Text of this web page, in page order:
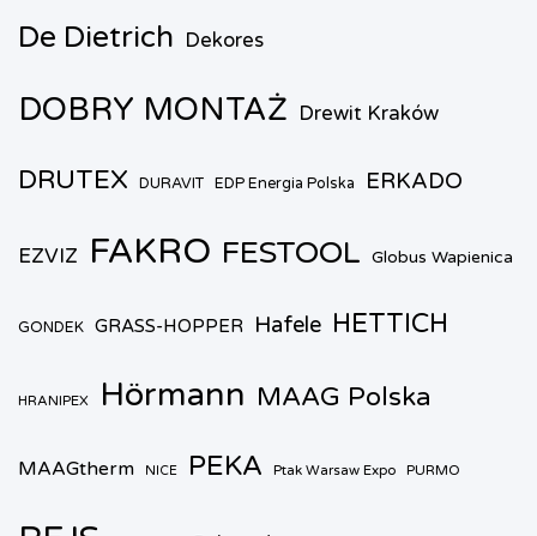
De Dietrich Dekores
DOBRY MONTAŻ Drewit Kraków
DRUTEX DURAVIT EDP Energia Polska ERKADO
EZVIZ FAKRO FESTOOL Globus Wapienica
GONDEK GRASS-HOPPER Hafele HETTICH
HRANIPEX Hörmann MAAG Polska
MAAGtherm NICE PEKA Ptak Warsaw Expo PURMO